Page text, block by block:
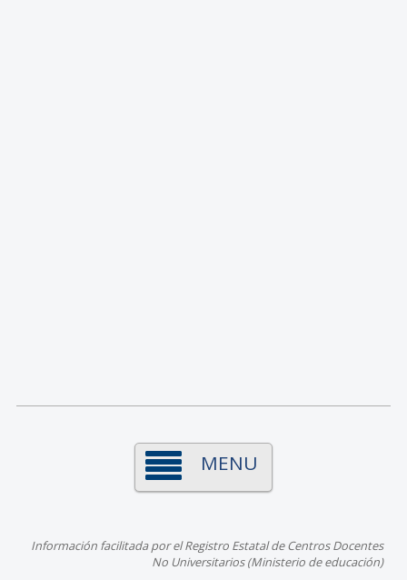
MENU
Información facilitada por el Registro Estatal de Centros Docentes
No Universitarios (Ministerio de educación)